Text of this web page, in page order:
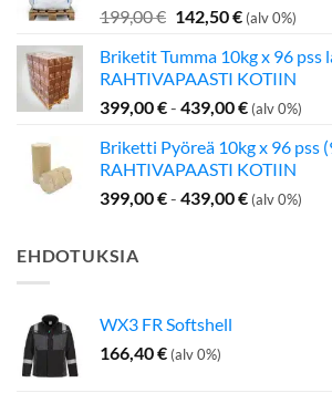
199,00€ Alkuperäinen
oli:
199,00 €.
142,50€Nykyinen
on:
142,50 €.
(alv 0%)
Briketit Tumma 10kg x 96 pss
RAHTIVAPAASTI KOTIIN
399,00€- 439,00€ (alv 0%)
Briketti Pyöreä 10kg x 96 pss
RAHTIVAPAASTI KOTIIN
399,00€- 439,00€ (alv 0%)
EHDOTUKSIA
WX3 FR Softshell
166,40€ (alv 0%)